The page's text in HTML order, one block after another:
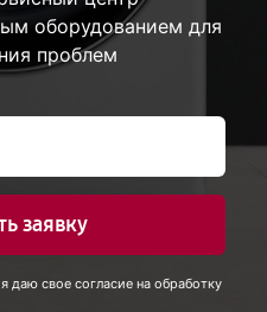
оборудованием для
проблем
заявку
даю свое согласие на обработку